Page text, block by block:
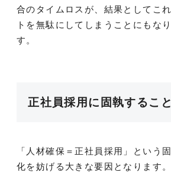
合のタイムロスが、結果としてこ
トを無駄にしてしまうことにもな
す。
正社員採用に固執するこ
「人材確保＝正社員採用」という
化を妨げる大きな要因となります